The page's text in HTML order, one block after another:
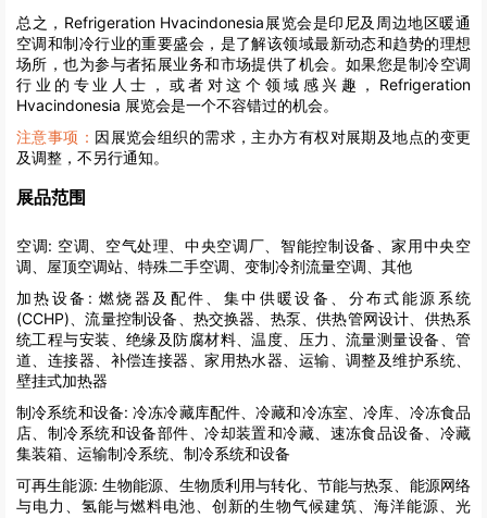
总之，Refrigeration Hvacindonesia展览会是印尼及周边地区暖通
空调和制冷行业的重要盛会，是了解该领域最新动态和趋势的理想
场所，也为参与者拓展业务和市场提供了机会。如果您是制冷空调
行业的专业人士，或者对这个领域感兴趣，Refrigeration
Hvacindonesia 展览会是一个不容错过的机会。
注意事项： 因展览会组织的需求，主办方有权对展期及地点的变更
及调整，不另行通知。
展品范围
空调: 空调、空气处理、中央空调厂、智能控制设备、家用中央空
调、屋顶空调站、特殊二手空调、变制冷剂流量空调、其他
加热设备: 燃烧器及配件、集中供暖设备、分布式能源系统
(CCHP)、流量控制设备、热交换器、热泵、供热管网设计、供热系
统工程与安装、绝缘及防腐材料、温度、压力、流量测量设备、管
道、连接器、补偿连接器、家用热水器、运输、调整及维护系统、
壁挂式加热器
制冷系统和设备: 冷冻冷藏库配件、冷藏和冷冻室、冷库、冷冻食品
店、制冷系统和设备部件、冷却装置和冷藏、速冻食品设备、冷藏
集装箱、运输制冷系统、制冷系统和设备
可再生能源: 生物能源、生物质利用与转化、节能与热泵、能源网络
与电力、氢能与燃料电池、创新的生物气候建筑、海洋能源、光